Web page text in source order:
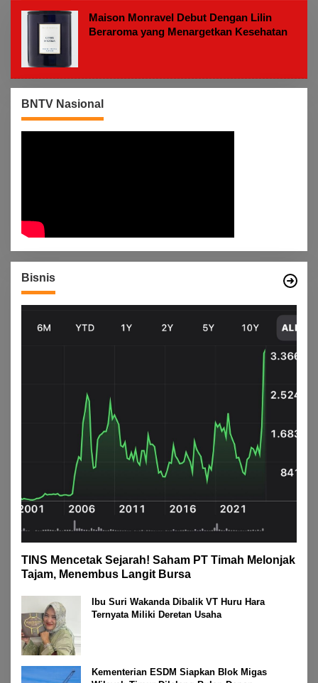
M
Maison Monravel Debut Dengan Lilin
Beraroma yang Menargetkan Kesehatan
BNTV Nasional
Bisnis
TINS Mencetak Sejarah! Saham PT Timah Melonjak
Tajam, Menembus Langit Bursa
Ibu Suri Wakanda Dibalik VT Huru Hara
Ternyata Miliki Deretan Usaha
Kementerian ESDM Siapkan Blok Migas